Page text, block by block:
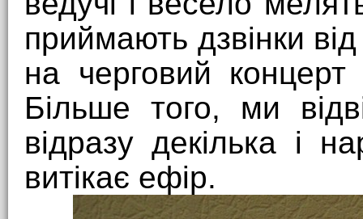
приймають дзвінки
на черговий концерт
Більше того, ми
відразу декілька і
витікає ефір.